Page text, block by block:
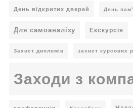
День відкритих дверей День
Для самоаналізу Екскурсія
Захист дипломів захист курсових
Заходи з